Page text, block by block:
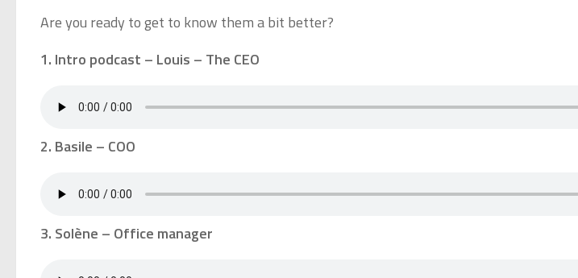
Are you ready to get to know them a bit better?
1. Intro podcast – Louis – The CEO
2. Basile – COO
3. Solène – Office manager